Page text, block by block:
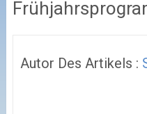
Autor Des Artikels :